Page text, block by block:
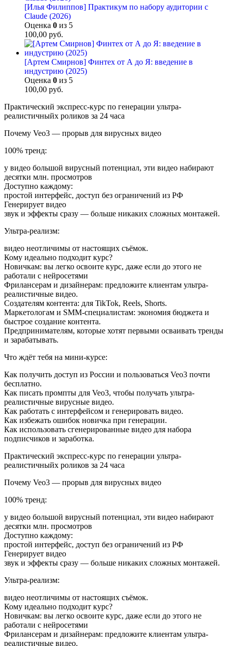
[Илья Филиппов] Практикум по набору аудитории с
Claude (2026)
Оценка 0 из 5
100,00 руб.
[Артем Смирнов] Финтех от А до Я: введение в
индустрию (2025)
Оценка 0 из 5
100,00 руб.
Практический экспресс-курс по генерации ультра-
реалистичныйх роликов за 24 часа
Почему Veo3 — прорыв для вирусных видео
100% тренд:
у видео большой вирусный потенциал, эти видео набирают
десятки млн. просмотров
Доступно каждому:
простой интерфейс, доступ без ограничений из РФ
Генерирует видео
звук и эффекты сразу — больше никаких сложных монтажей.
Ультра-реализм:
видео неотличимы от настоящих съёмок.
Кому идеально подходит курс?
Новичкам: вы легко освоите курс, даже если до этого не
работали с нейросетями
Фрилансерам и дизайнерам: предложите клиентам ультра-
реалистичные видео.
Создателям контента: для TikTok, Reels, Shorts.
Маркетологам и SMM-специалистам: экономия бюджета и
быстрое создание контента.
Предпринимателям, которые хотят первыми осваивать тренды
и зарабатывать.
Что ждёт тебя на мини-курсе:
Как получить доступ из России и пользоваться Veo3 почти
бесплатно.
Как писать промпты для Veo3, чтобы получать ультра-
реалистичные вирусные видео.
Как работать с интерфейсом и генерировать видео.
Как избежать ошибок новичка при генерации.
Как использовать сгенерированные видео для набора
подписчиков и заработка.
Практический экспресс-курс по генерации ультра-
реалистичныйх роликов за 24 часа
Почему Veo3 — прорыв для вирусных видео
100% тренд:
у видео большой вирусный потенциал, эти видео набирают
десятки млн. просмотров
Доступно каждому:
простой интерфейс, доступ без ограничений из РФ
Генерирует видео
звук и эффекты сразу — больше никаких сложных монтажей.
Ультра-реализм:
видео неотличимы от настоящих съёмок.
Кому идеально подходит курс?
Новичкам: вы легко освоите курс, даже если до этого не
работали с нейросетями
Фрилансерам и дизайнерам: предложите клиентам ультра-
реалистичные видео.